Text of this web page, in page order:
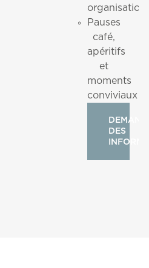
Pauses
café,
apéritifs
et
moments
conviviaux
DES